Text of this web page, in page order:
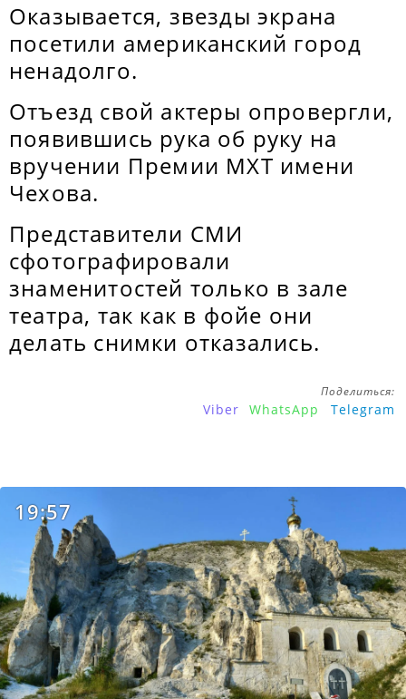
Оказывается, звезды экрана
посетили американский город
ненадолго.
Отъезд свой актеры опровергли,
появившись рука об руку на
вручении Премии МХТ имени
Чехова.
Представители СМИ
сфотографировали
знаменитостей только в зале
театра, так как в фойе они
делать снимки отказались.
Поделиться:
Viber WhatsApp Telegram
19:57